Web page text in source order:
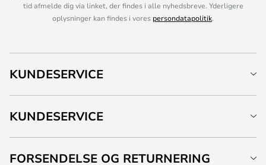
tid afmelde dig via linket, der findes i alle nyhedsbreve. Yderligere
oplysninger kan findes i vores persondatapolitik.
KUNDESERVICE
KUNDESERVICE
FORSENDELSE OG RETURNERING